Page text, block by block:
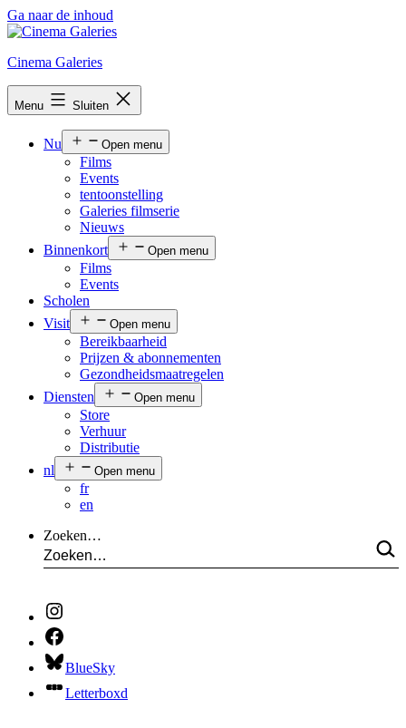
Ga naar de inhoud
Cinema Galeries
Menu Sluiten
Nu Open menu
Films
Events
tentoonstelling
Galeries filmserie
Nieuws
Binnenkort
Open menu
Films
Events
Scholen
Visit
Open menu
Bereikbaarheid
Prijzen & abonnementen
Gezondheidsmaatregelen
Diensten
Open menu
Store
Verhuur
Distributie
nl
Open menu
fr
en
Zoeken…
BlueSky
Letterboxd